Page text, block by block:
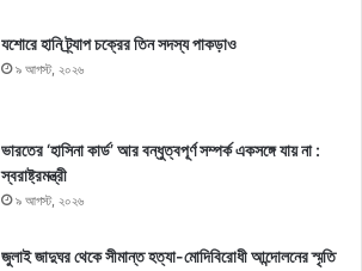
যশোরে হানি ট্র্যাপ চক্রের তিন সদস্য পাকড়াও
৯ আগস্ট, ২০২৬
ভারতের ‘হাসিনা কার্ড’ আর বন্ধুত্বপূর্ণ সম্পর্ক একসঙ্গে যায় না :
স্বরাষ্ট্রমন্ত্রী
৯ আগস্ট, ২০২৬
জুলাই জাদুঘর থেকে সীমান্ত হত্যা-মোদিবিরোধী আন্দোলনের স্মৃতি